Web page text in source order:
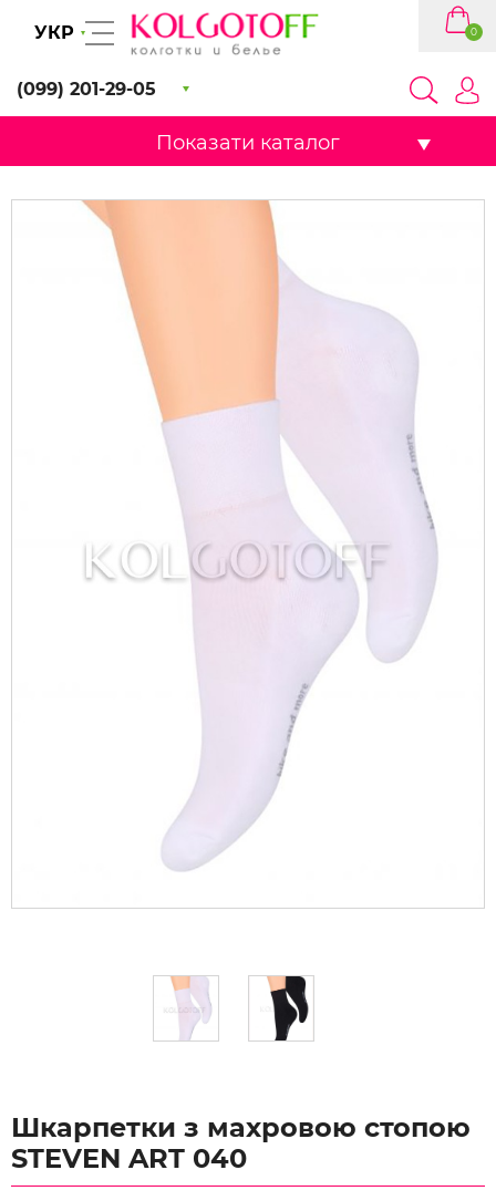
УКР
(099) 201-29-05
0
Показати каталог
Шкарпетки з махровою стопою
STEVEN ART 040